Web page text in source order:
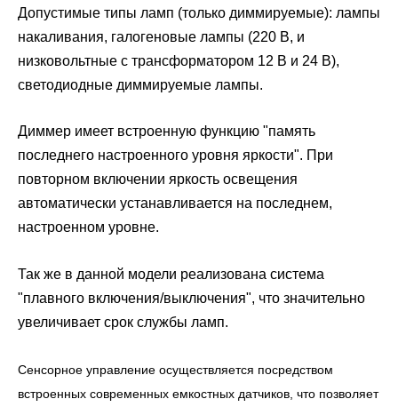
Допустимые типы ламп (только диммируемые): лампы
накаливания, галогеновые лампы (220 В, и
низковольтные с трансформатором 12 В и 24 В),
светодиодные диммируемые лампы.
Диммер имеет встроенную функцию "память
последнего настроенного уровня яркости". При
повторном включении яркость освещения
автоматически устанавливается на последнем,
настроенном уровне.
Так же в данной модели реализована система
"плавного включения/выключения", что значительно
увеличивает срок службы ламп.
Сенсорное управление осуществляется посредством
встроенных современных емкостных датчиков, что позволяет